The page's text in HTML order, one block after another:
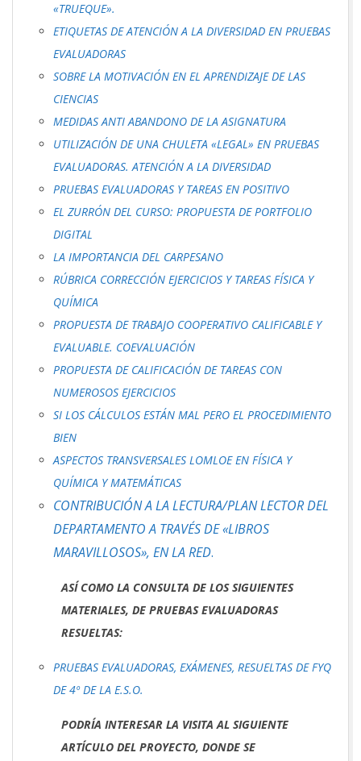
«TRUEQUE».
ETIQUETAS DE ATENCIÓN A LA DIVERSIDAD EN PRUEBAS
EVALUADORAS
SOBRE LA MOTIVACIÓN EN EL APRENDIZAJE DE LAS
CIENCIAS
MEDIDAS ANTI ABANDONO DE LA ASIGNATURA
UTILIZACIÓN DE UNA CHULETA «LEGAL» EN PRUEBAS
EVALUADORAS. ATENCIÓN A LA DIVERSIDAD
PRUEBAS EVALUADORAS Y TAREAS EN POSITIVO
EL ZURRÓN DEL CURSO: PROPUESTA DE PORTFOLIO
DIGITAL
LA IMPORTANCIA DEL CARPESANO
RÚBRICA CORRECCIÓN EJERCICIOS Y TAREAS FÍSICA Y
QUÍMICA
PROPUESTA DE TRABAJO COOPERATIVO CALIFICABLE Y
EVALUABLE. COEVALUACIÓN
PROPUESTA DE CALIFICACIÓN DE TAREAS CON
NUMEROSOS EJERCICIOS
SI LOS CÁLCULOS ESTÁN MAL PERO EL PROCEDIMIENTO
BIEN
ASPECTOS TRANSVERSALES LOMLOE EN FÍSICA Y
QUÍMICA Y MATEMÁTICAS
CONTRIBUCIÓNA LA LECTURA/PLAN LECTOR DEL
DEPARTAMENTO A TRAVÉS DE «LIBROS
MARAVILLOSOS», EN LA RED.
ASÍ COMO LA CONSULTA DE LOS SIGUIENTES
MATERIALES, DE PRUEBAS EVALUADORAS
RESUELTAS:
PRUEBAS EVALUADORAS, EXÁMENES, RESUELTAS DE FYQ
DE 4º DE LA E.S.O.
PODRÍA INTERESAR LA VISITA AL SIGUIENTE
ARTÍCULO DEL PROYECTO, DONDE SE